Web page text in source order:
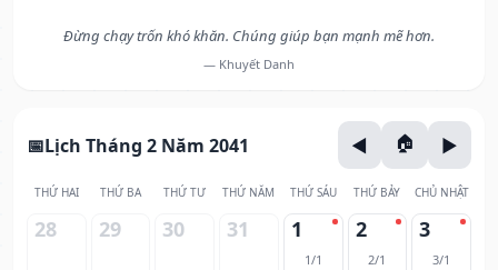
Đừng chạy trốn khó khăn. Chúng giúp bạn mạnh mẽ hơn.
— Khuyết Danh
Lịch Tháng 2 Năm 2041
THỨ HAI THỨ BA THỨ TƯ THỨ NĂM THỨ SÁU THỨ BẢY CHỦ NHẬT
28 29 30 31 1
1/1
2
2/1
3
3/1